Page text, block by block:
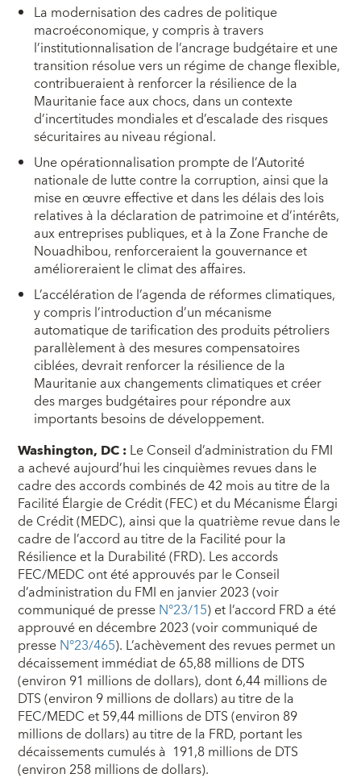
La modernisation des cadres de politique
macroéconomique, y compris à travers
l’institutionnalisation de l’ancrage budgétaire et une
transition résolue vers un régime de change flexible,
contribueraient à renforcer la résilience de la
Mauritanie face aux chocs, dans un contexte
d’incertitudes mondiales et d’escalade des risques
sécuritaires au niveau régional.
Une opérationnalisation prompte de l’Autorité
nationale de lutte contre la corruption, ainsi que la
mise en œuvre effective et dans les délais des lois
relatives à la déclaration de patrimoine et d’intérêts,
aux entreprises publiques, et à la Zone Franche de
Nouadhibou, renforceraient la gouvernance et
amélioreraient le climat des affaires.
L’accélération de l’agenda de réformes climatiques,
y compris l’introduction d’un mécanisme
automatique de tarification des produits pétroliers
parallèlement à des mesures compensatoires
ciblées, devrait renforcer la résilience de la
Mauritanie aux changements climatiques et créer
des marges budgétaires pour répondre aux
importants besoins de développement.
Washington, DC :Le Conseil d’administration du FMI
a achevé aujourd’hui les cinquièmes revues dans le
cadre des accords combinés de 42 mois au titre de la
Facilité Élargie de Crédit (FEC) et du Mécanisme Élargi
de Crédit (MEDC), ainsi que la quatrième revue dans le
cadre de l’accord au titre de la Facilité pour la
Résilience et la Durabilité (FRD). Les accords
FEC/MEDC ont été approuvés par le Conseil
d’administration du FMI en janvier 2023 (voir
communiqué de presseN°23/15) et l’accord FRD a été
approuvé en décembre 2023 (voir communiqué de
presseN°23/465). L’achèvement des revues permet un
décaissement immédiat de 65,88 millions de DTS
(environ 91 millions de dollars), dont 6,44 millions de
DTS (environ 9 millions de dollars) au titre de la
FEC/MEDC et 59,44 millions de DTS (environ 89
millions de dollars) au titre de la FRD, portant les
décaissements cumulés à 191,8 millions de DTS
(environ 258 millions de dollars).